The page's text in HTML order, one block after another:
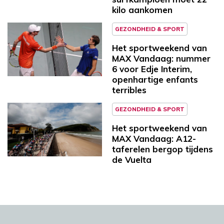
kilo aankomen
GEZONDHEID & SPORT
Het sportweekend van
MAX Vandaag: nummer
6 voor Edje Interim,
openhartige enfants
terribles
GEZONDHEID & SPORT
Het sportweekend van
MAX Vandaag: A12-
taferelen bergop tijdens
de Vuelta